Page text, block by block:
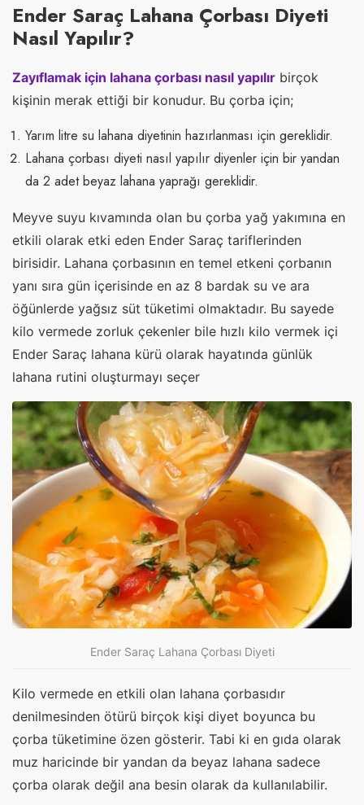
Ender Saraç Lahana Çorbası Diyeti
Nasıl Yapılır?
Zayıflamak için lahana çorbası nasıl yapılır birçok
kişinin merak ettiği bir konudur. Bu çorba için;
Yarım litre su lahana diyetinin hazırlanması için gereklidir.
Lahana çorbası diyeti nasıl yapılır diyenler için bir yandan
da 2 adet beyaz lahana yaprağı gereklidir.
Meyve suyu kıvamında olan bu çorba yağ yakımına en
etkili olarak etki eden Ender Saraç tariflerinden
birisidir. Lahana çorbasının en temel etkeni çorbanın
yanı sıra gün içerisinde en az 8 bardak su ve ara
öğünlerde yağsız süt tüketimi olmaktadır. Bu sayede
kilo vermede zorluk çekenler bile hızlı kilo vermek içi
Ender Saraç lahana kürü olarak hayatında günlük
lahana rutini oluşturmayı seçer
Ender Saraç Lahana Çorbası Diyeti
Kilo vermede en etkili olan lahana çorbasıdır
denilmesinden ötürü birçok kişi diyet boyunca bu
çorba tüketimine özen gösterir. Tabi ki en gıda olarak
muz haricinde bir yandan da beyaz lahana sadece
çorba olarak değil ana besin olarak da kullanılabilir.